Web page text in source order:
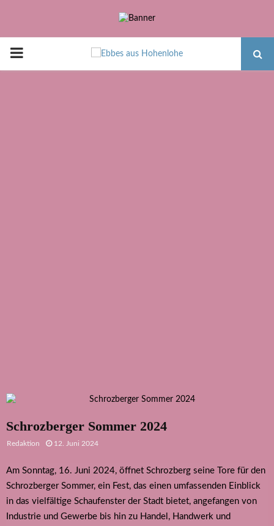
PRIMARY
Schrozberger Sommer 2024
Redaktion 12. Juni 2024
Am Sonntag, 16. Juni 2024, öffnet Schrozberg seine Tore für den
Schrozberger Sommer, ein Fest, das einen umfassenden Einblick
in das vielfältige Schaufenster der Stadt bietet, angefangen von
Industrie und Gewerbe bis hin zu Handel, Handwerk und